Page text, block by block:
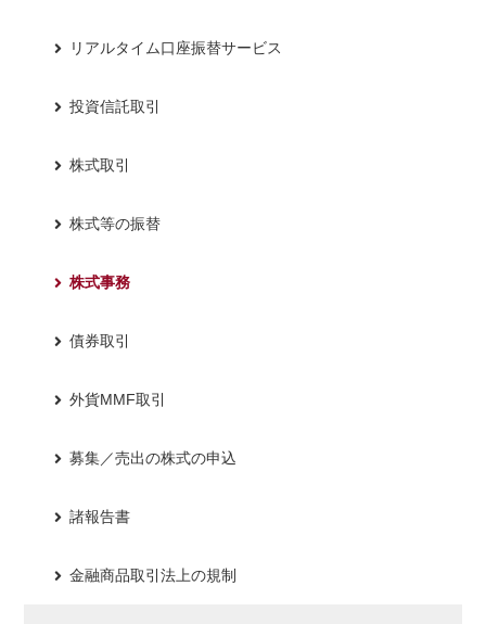
リアルタイム口座振替サービス
投資信託取引
株式取引
株式等の振替
株式事務
債券取引
外貨MMF取引
募集／売出の株式の申込
諸報告書
金融商品取引法上の規制